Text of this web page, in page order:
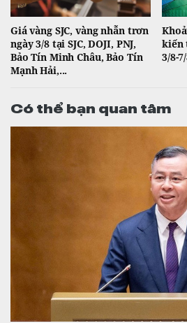
Giá vàng SJC, vàng nhẫn trơn
ngày 3/8 tại SJC, DOJI, PNJ,
Bảo Tín Minh Châu, Bảo Tín
Mạnh Hải,...
kiến
3/8-
Có thể bạn quan tâm